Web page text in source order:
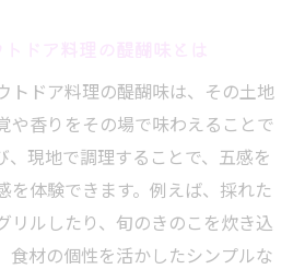
トドア料理の醍醐味は、その土地
や香りをその場で味わえることで
、現地で調理することで、五感を
を体験できます。例えば、採れた
リルしたり、旬のきのこを炊き込
食材の個性を活かしたシンプルな